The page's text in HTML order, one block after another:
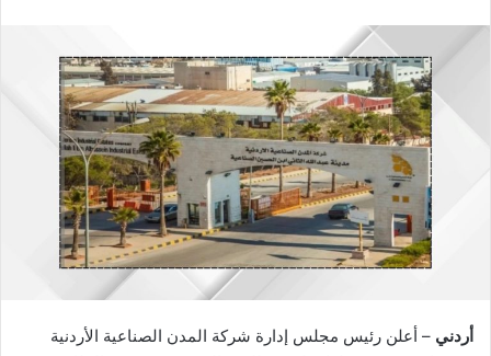
أردني – أعلن رئيس مجلس إدارة شركة المدن الصناعية الأردنية